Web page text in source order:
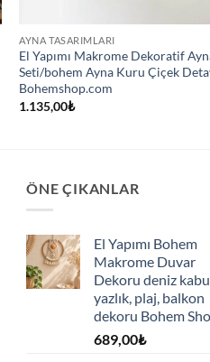
AYNA TASARIMLARI
El Yapımı Makrome Dekoratif
Seti/bohem Ayna Kuru Çiçek
Bohemshop.com
1.135,00₺
ÖNE ÇIKANLAR
El Yapımı Bohem
Makrome Duvar
Dekoru deniz
yazlık, plaj, balkon
dekoru Bohem
689,00₺